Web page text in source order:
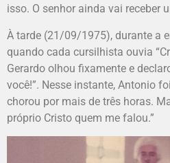
isso. O senhor ainda vai receber
À tarde (21/09/1975), durante a
quando cada cursilhista ouvia
Gerardo olhou fixamente e
você!”. Nesse instante, Antonio
chorou por mais de três horas.
próprio Cristo quem me falou.”